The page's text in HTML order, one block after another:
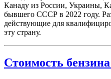
Канаду из России, Украины,
бывшего СССР в 2022 году.
действующие для
эту страну.
Стоимость